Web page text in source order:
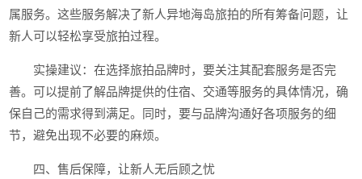
属服务。这些服务解决了新人异地海岛旅拍的所有筹备问题，让
新人可以轻松享受旅拍过程。
实操建议：在选择旅拍品牌时，要关注其配套服务是否完
善。可以提前了解品牌提供的住宿、交通等服务的具体情况，确
保自己的需求得到满足。同时，要与品牌沟通好各项服务的细
节，避免出现不必要的麻烦。
四、售后保障，让新人无后顾之忧